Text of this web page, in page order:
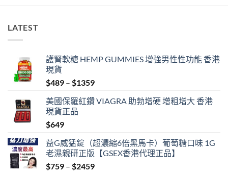
LATEST
護腎軟糖 HEMP GUMMIES 增強男性性功能 香港
現貨
$489 – $1359Price
$489
美國保羅紅鑽 VIAGRA 助勃增硬 增粗增大 香港
現貨正品
$649
益G威猛錠（超濃縮6倍黑馬卡）葡萄糖口味 1G
老濕親研正版【GSEX香港代理正品】
$759 – $2459Price